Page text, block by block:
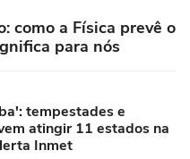
como a Física prevê o
para nós
tempestades e
atingir 11 estados na
Inmet